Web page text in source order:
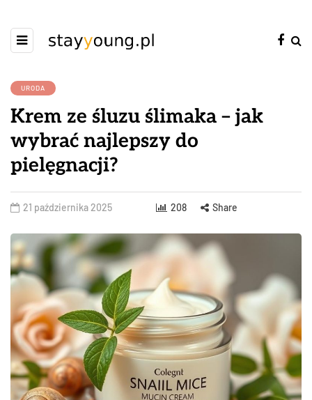
URODA
Krem ze śluzu ślimaka – jak
wybrać najlepszy do
pielęgnacji?
21 października 2025 208 Share